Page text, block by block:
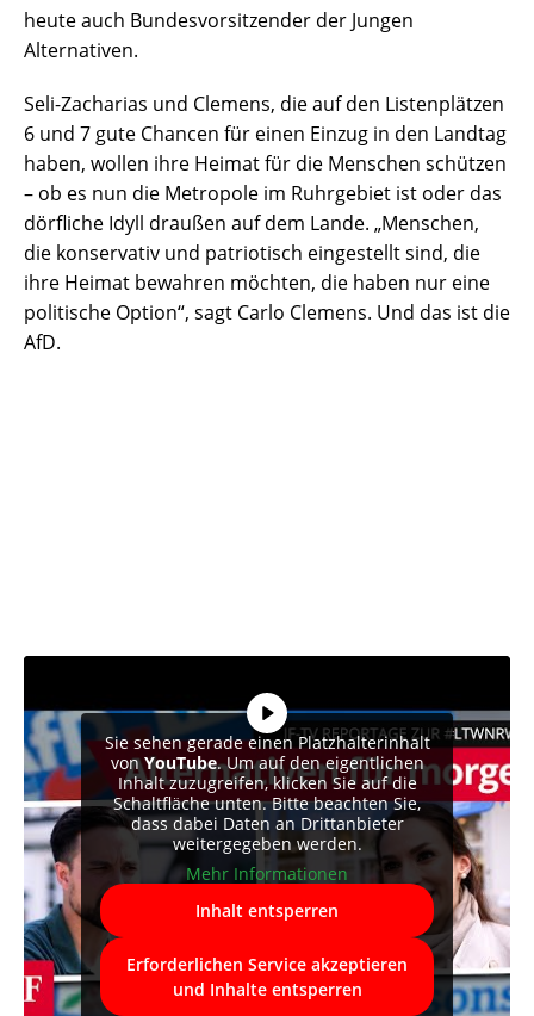
heute auch Bundesvorsitzender der Jungen
Alternativen.
Seli-Zacharias und Clemens, die auf den Listenplätzen
6 und 7 gute Chancen für einen Einzug in den Landtag
haben, wollen ihre Heimat für die Menschen schützen
– ob es nun die Metropole im Ruhrgebiet ist oder das
dörfliche Idyll draußen auf dem Lande. „Menschen,
die konservativ und patriotisch eingestellt sind, die
ihre Heimat bewahren möchten, die haben nur eine
politische Option“, sagt Carlo Clemens. Und das ist die
AfD.
Sie sehen gerade einen Platzhalterinhalt
vonYouTube. Um auf den eigentlichen
Inhalt zuzugreifen, klicken Sie auf die
Schaltfläche unten. Bitte beachten Sie,
dass dabei Daten an Drittanbieter
weitergegeben werden.
Mehr Informationen
Inhalt entsperren
Erforderlichen Service akzeptieren
und Inhalte entsperren